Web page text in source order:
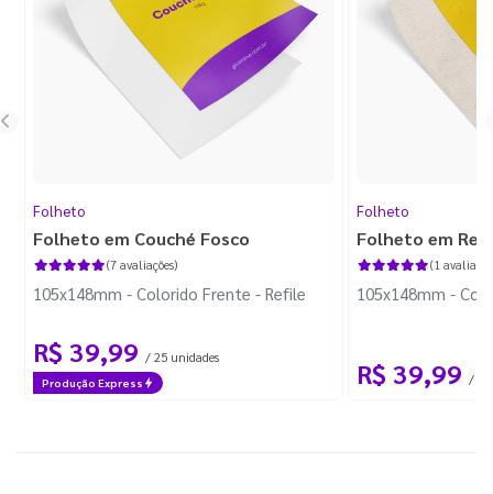
Folheto
Folheto em Couché Fosco
(7 avaliações)
105x148mm - Colorido Frente - Refile
R$ 39,99 / 25 unidades
Produção Express
Folheto
Folheto em
(1
105x148mm -
R$ 39,99 / 25